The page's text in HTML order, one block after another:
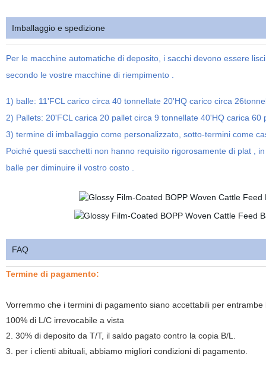
Imballaggio e spedizione
Per le macchine automatiche di deposito, i sacchi devono essere
secondo le vostre macchine di riempimento .
1) balle: 11'FCL carico circa 40 tonnellate 20'HQ carico circa
2) Pallets: 20'FCL carica 20 pallet circa 9 tonnellate 40'HQ carica 60
3) termine di imballaggio come personalizzato, sotto-termini come
Poiché questi sacchetti non hanno requisito rigorosamente di plat ,
balle per diminuire il vostro costo .
FAQ
Termine di pagamento:
Vorremmo che i termini di pagamento siano accettabili per entrambe
100% di L/C irrevocabile a vista
2. 30% di deposito da T/T, il saldo pagato contro la copia B/L.
3. per i clienti abituali, abbiamo migliori condizioni di pagamento.